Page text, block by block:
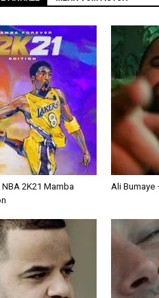
2K21 Mamba
Ali Bumaye